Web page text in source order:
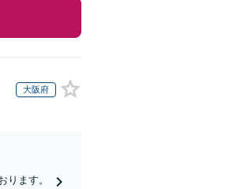
大阪府
ります。